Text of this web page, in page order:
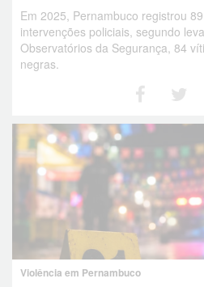
Em 2025, Pernambuco registrou
intervenções policiais, segundo
Observatórios da Segurança, 84
negras.
Violência em Pernambuco